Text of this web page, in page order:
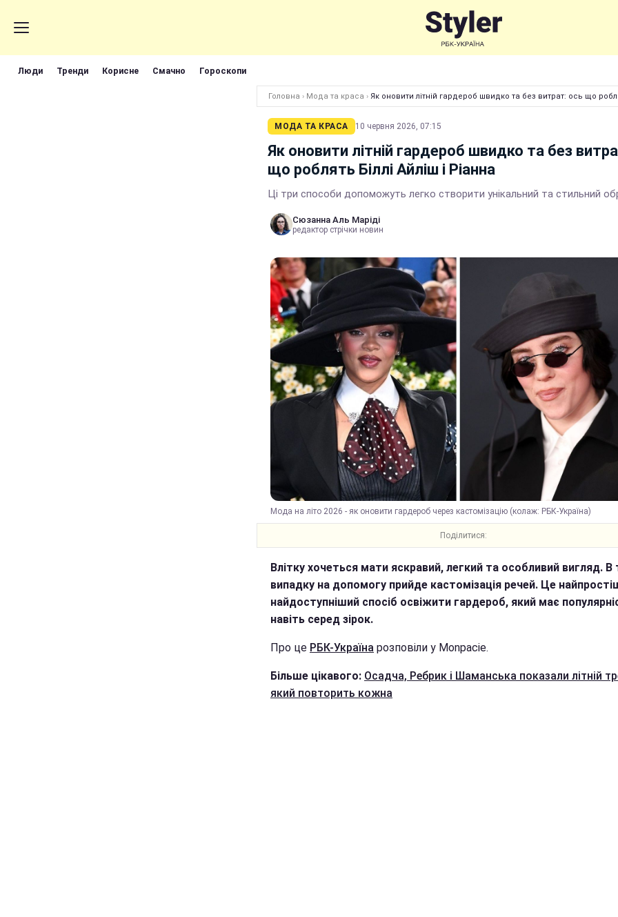
Люди Тренди Корисне Смачно Гороскопи
Головна › Мода та краса › Як оновити літній гардероб швидко та без витрат: ось що
МОДА ТА КРАСА 10 червня 2026, 07:15
Як оновити літній гардероб швидко та без
що роблять Біллі Айліш і Ріанна
Ці три способи допоможуть легко створити унікальний та стильний
Сюзанна Аль Маріді
редактор стрічки новин
Мода на літо 2026 - як оновити гардероб через кастомізацію (колаж: РБК-Україна)
Поділитися:
Влітку хочеться мати яскравий, легкий та особливий вигляд. В
випадку на допомогу прийде кастомізація речей. Це
найдоступніший спосіб освіжити гардероб, який має
навіть серед зірок.
Про це РБК-Україна розповіли у Monpacie.
Більше цікавого: Осадча, Ребрик і Шаманська показали літній
який повторить кожна